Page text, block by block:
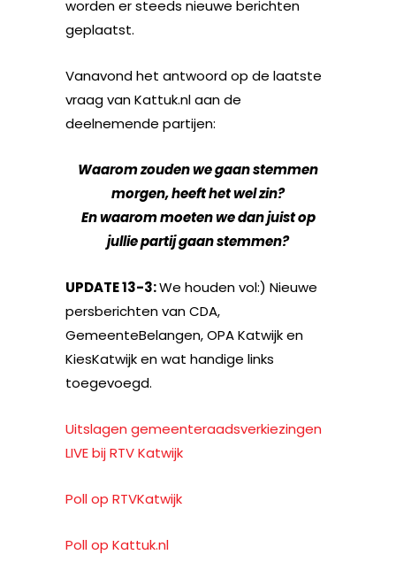
worden er steeds nieuwe berichten
geplaatst.
Vanavond het antwoord op de laatste
vraag van Kattuk.nl aan de
deelnemende partijen:
Waarom zouden we gaan stemmen
morgen, heeft het wel zin?
En waarom moeten we dan juist op
jullie partij gaan stemmen?
UPDATE 13-3:We houden vol:) Nieuwe
persberichten van CDA,
GemeenteBelangen, OPA Katwijk en
KiesKatwijk en wat handige links
toegevoegd.
Uitslagen gemeenteraadsverkiezingen
LIVE bij RTV Katwijk
Poll op RTVKatwijk
Poll op Kattuk.nl